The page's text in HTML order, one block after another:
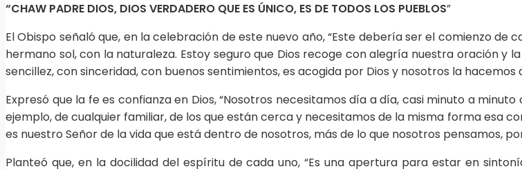
“CHAW PADRE DIOS, DIOS VERDADERO QUE ES ÚNICO, ES DE TODOS LOS PUEBLOS”
El Obispo señaló que, en la celebración de este nuevo año, “Este debería ser el comienzo
hermano sol, con la naturaleza. Estoy seguro que Dios recoge con alegría nuestra oración y
sencillez, con sinceridad, con buenos sentimientos, es acogida por Dios y nosotros la
Expresó que la fe es confianza en Dios, “Nosotros necesitamos día a día, casi minuto a
ejemplo, de cualquier familiar, de los que están cerca y necesitamos de la misma forma esa
es nuestro Señor de la vida que está dentro de nosotros, más de lo que nosotros pensamos,
Planteó que, en la docilidad del espíritu de cada uno, “Es una apertura para estar en